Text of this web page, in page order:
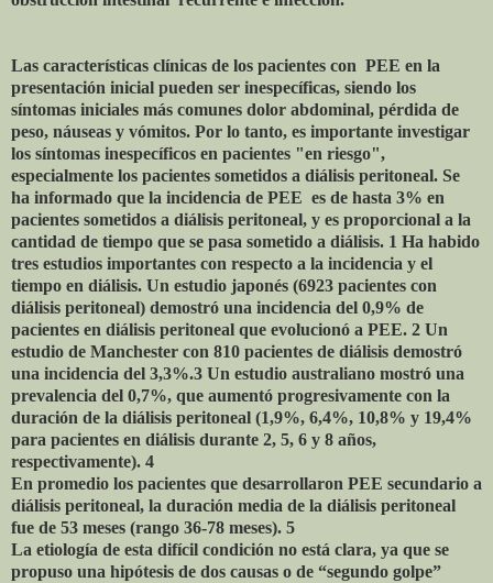
Las características clínicas de los pacientes con PEE en la
presentación inicial pueden ser inespecíficas, siendo los
síntomas iniciales más comunes dolor abdominal, pérdida de
peso, náuseas y vómitos. Por lo tanto, es importante investigar
los síntomas inespecíficos en pacientes "en riesgo",
especialmente los pacientes sometidos a diálisis peritoneal. Se
ha informado que la incidencia de PEE es de hasta 3% en
pacientes sometidos a diálisis peritoneal, y es proporcional a la
cantidad de tiempo que se pasa sometido a diálisis. 1 Ha habido
tres estudios importantes con respecto a la incidencia y el
tiempo en diálisis. Un estudio japonés (6923 pacientes con
diálisis peritoneal) demostró una incidencia del 0,9% de
pacientes en diálisis peritoneal que evolucionó a PEE. 2 Un
estudio de Manchester con 810 pacientes de diálisis demostró
una incidencia del 3,3%.3 Un estudio australiano mostró una
prevalencia del 0,7%, que aumentó progresivamente con la
duración de la diálisis peritoneal (1,9%, 6,4%, 10,8% y 19,4%
para pacientes en diálisis durante 2, 5, 6 y 8 años,
respectivamente). 4
En promedio los pacientes que desarrollaron PEE secundario a
diálisis peritoneal, la duración media de la diálisis peritoneal
fue de 53 meses (rango 36-78 meses). 5
La etiología de esta difícil condición no está clara, ya que se
propuso una hipótesis de dos causas o de “segundo golpe”